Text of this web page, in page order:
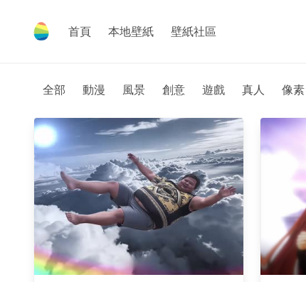
首頁 本地壁紙 壁紙社區
全部 動漫 風景 創意 遊戲 真人 像素